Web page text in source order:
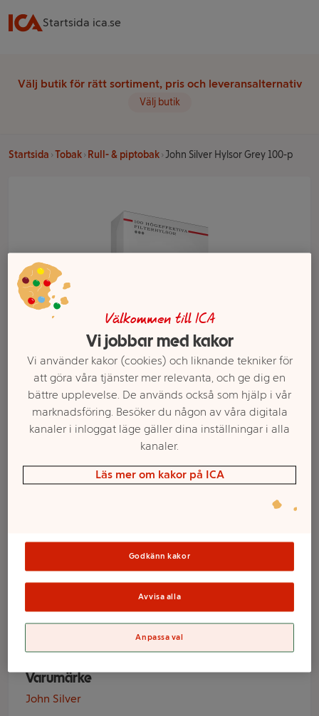
Startsida ica.se
Välj butik för rätt sortiment, pris och leveransalternativ
Välj butik
Startsida Tobak Rull- & piptobak John Silver Hylsor Grey 100-p
John Silver Hylsor
Grey 100-p
Varumärke
John Silver
Välkommen till ICA
Vi jobbar med kakor
Vi använder kakor (cookies) och liknande tekniker för
att göra våra tjänster mer relevanta, och ge dig en
bättre upplevelse. De används också som hjälp i vår
marknadsföring. Besöker du någon av våra digitala
kanaler i inloggat läge gäller dina inställningar i alla
kanaler.
Läs mer om kakor på ICA
Godkänn kakor
Avvisa alla
Anpassa val